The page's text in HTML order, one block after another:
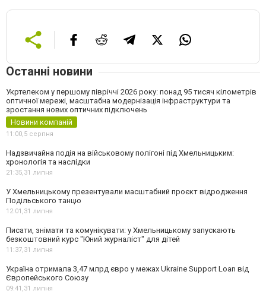
Останні новини
Укртелеком у першому півріччі 2026 року: понад 95 тисяч кілометрів
оптичної мережі, масштабна модернізація інфраструктури та
зростання нових оптичних підключень
Новини компаній
11:00,5 серпня
Надзвичайна подія на військовому полігоні під Хмельницьким:
хронологія та наслідки
21:35,31 липня
У Хмельницькому презентували масштабний проєкт відродження
Подільського танцю
12:01,31 липня
Писати, знімати та комунікувати: у Хмельницькому запускають
безкоштовний курс "Юний журналіст" для дітей
11:37,31 липня
Україна отримала 3,47 млрд євро у межах Ukraine Support Loan від
Європейського Союзу
09:41,31 липня